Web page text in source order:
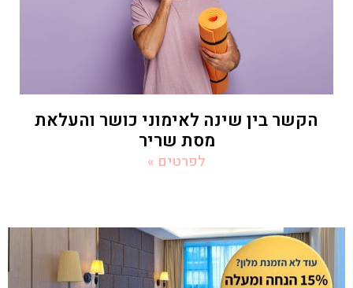
הקשר בין שינה לאימוני כושר והעלאת
מסת שריר
לפרטים »